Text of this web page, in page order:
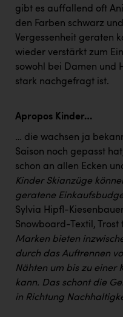
gibt es auffallend oft
den Farben schwarz
Vergessenheit geraten
wieder verstärkt zum
sowohl bei Damen und
stark nachgefragt ist.
Apropos Kinder…
… die wachsen ja
Saison noch gepasst
schon an allen Ecken
Kinder Skianzüge
geratene
Sylvia Hipfl-
Snowboard-Textil,
Marken bieten
durch das Auftrennen
Nähten um bis zu einer
kann. Das schont die
in Richtung